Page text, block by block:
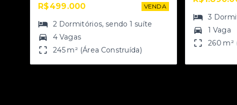
R$499.000 VENDA
2 Dormitórios, sendo1 suíte
4 Vagas
245 m² (Área Construída)
3
1 Vaga
260 m²